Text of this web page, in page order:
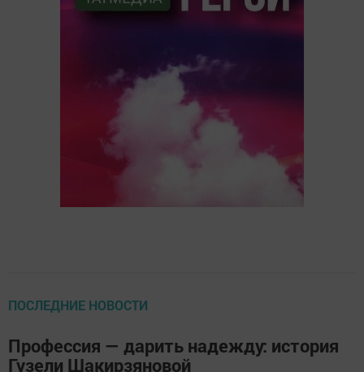
ПОСЛЕДНИЕ НОВОСТИ
Профессия — дарить надежду: история
Гузели Шакирзяновой